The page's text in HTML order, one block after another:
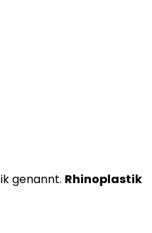
genannt. Rhinoplastik